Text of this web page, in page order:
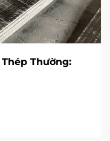
Thường: